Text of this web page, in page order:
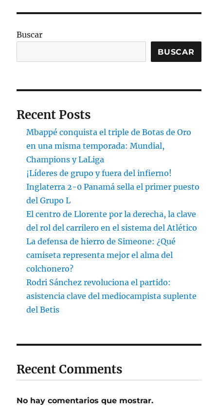
Buscar
BUSCAR
Recent Posts
Mbappé conquista el triple de Botas de Oro
en una misma temporada: Mundial,
Champions y LaLiga
¡Líderes de grupo y fuera del infierno!
Inglaterra 2-0 Panamá sella el primer puesto
del Grupo L
El centro de Llorente por la derecha, la clave
del rol del carrilero en el sistema del Atlético
La defensa de hierro de Simeone: ¿Qué
camiseta representa mejor el alma del
colchonero?
Rodri Sánchez revoluciona el partido:
asistencia clave del mediocampista suplente
del Betis
Recent Comments
No hay comentarios que mostrar.